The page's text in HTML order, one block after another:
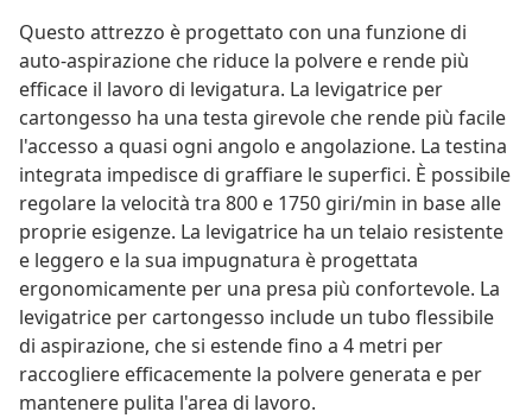
Questo attrezzo è progettato con una funzione di
auto-aspirazione che riduce la polvere e rende più
efficace il lavoro di levigatura. La levigatrice per
cartongesso ha una testa girevole che rende più facile
l'accesso a quasi ogni angolo e angolazione. La testina
integrata impedisce di graffiare le superfici. È possibile
regolare la velocità tra 800 e 1750 giri/min in base alle
proprie esigenze. La levigatrice ha un telaio resistente
e leggero e la sua impugnatura è progettata
ergonomicamente per una presa più confortevole. La
levigatrice per cartongesso include un tubo flessibile
di aspirazione, che si estende fino a 4 metri per
raccogliere efficacemente la polvere generata e per
mantenere pulita l'area di lavoro.